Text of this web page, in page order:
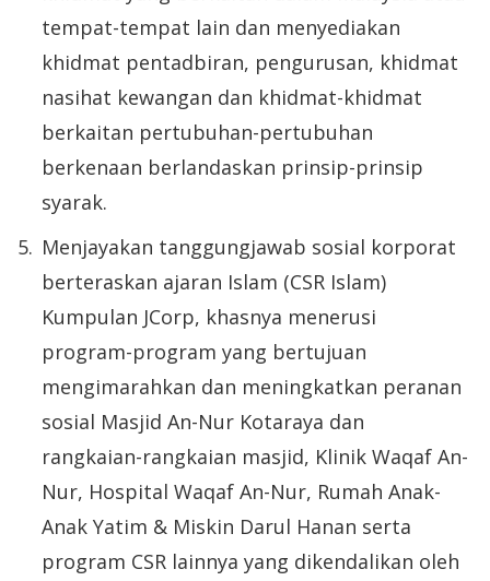
tempat-tempat lain dan menyediakan
khidmat pentadbiran, pengurusan, khidmat
nasihat kewangan dan khidmat-khidmat
berkaitan pertubuhan-pertubuhan
berkenaan berlandaskan prinsip-prinsip
syarak.
Menjayakan tanggungjawab sosial korporat
berteraskan ajaran Islam (CSR Islam)
Kumpulan JCorp, khasnya menerusi
program-program yang bertujuan
mengimarahkan dan meningkatkan peranan
sosial Masjid An-Nur Kotaraya dan
rangkaian-rangkaian masjid, Klinik Waqaf An-
Nur, Hospital Waqaf An-Nur, Rumah Anak-
Anak Yatim & Miskin Darul Hanan serta
program CSR lainnya yang dikendalikan oleh